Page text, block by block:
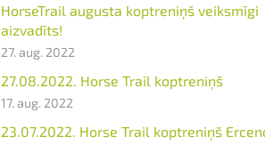
HorseTrail augusta koptreniņš veiksmīgi
aizvadīts!
27. aug. 2022
27.08.2022. Horse Trail koptreniņš
17. aug. 2022
23.07.2022. Horse Trail koptreniņš